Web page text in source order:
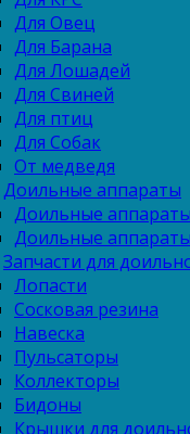
Для Овец
Для Барана
Для Лошадей
Для Свиней
Для птиц
Для Собак
От медведя
Доильные аппараты
Доильные
Доильные
Запчасти для
Лопасти
Сосковая резина
Навеска
Пульсаторы
Коллекторы
Бидоны
Крышки для